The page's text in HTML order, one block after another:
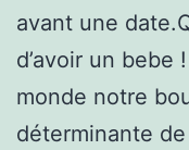
avant une
d’avoir un bebe
monde notre
déterminante